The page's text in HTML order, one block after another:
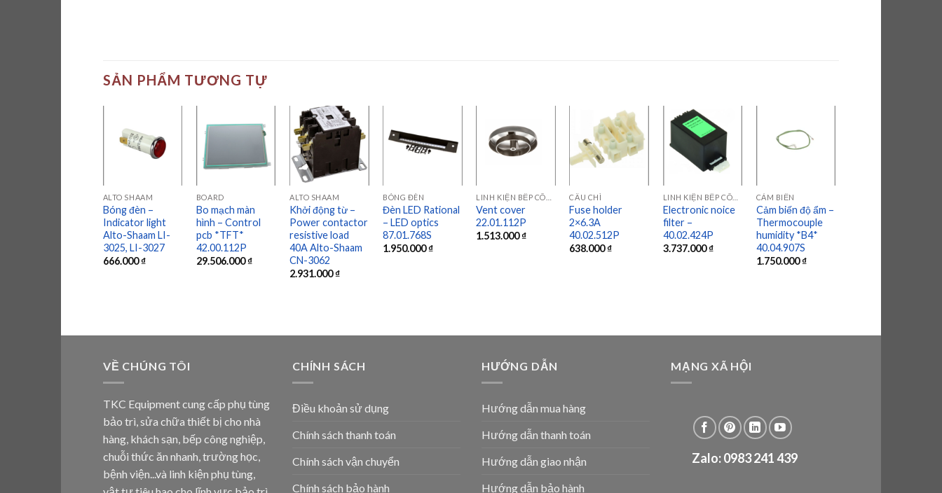
SẢN PHẨM TƯƠNG TỰ
ALTO SHAAM
Bóng đèn –
Indicator light
Alto-Shaam LI-
3025, LI-3027
666.000₫
Add to
BOARD
Bo mạch màn
hình – Control
pcb *TFT*
42.00.112P
29.506.000₫
Add to
wishlist
ALTO SHAAM
Khởi động từ –
Power contactor
resistive load
40A Alto-Shaam
CN-3062
2.931.000₫
BÓNG ĐÈN
Đèn LED Rational
– LED optics
87.01.768S
1.950.000₫
Vent cover
22.01.112P
1.513.000₫
CẦU CHÌ
Fuse holder
2×6.3A
40.02.512P
638.000₫
Add to
Electronic noice
filter –
40.02.424P
3.737.000₫
CẢM BIẾN
Cảm biến độ ẩm –
Thermocouple
humidity *B4*
40.04.907S
1.750.000₫
VỀ CHÚNG TÔI
TKC Equipment cung cấp phụ tùng
bảo trì, sửa chữa thiết bị cho nhà
hàng, khách sạn, bếp công nghiệp,
chuỗi thức ăn nhanh, trường học,
bệnh viện...và linh kiện phụ tùng,
CHÍNH SÁCH
Điều khoản sử dụng
Chính sách thanh toán
Chính sách vận chuyển
Chính sách bảo hành
HƯỚNG DẪN
Hướng dẫn mua hàng
Hướng dẫn thanh toán
Hướng dẫn giao nhận
Hướng dẫn bảo hành
MẠNG XÃ HỘI
Zalo: 0983 241 439